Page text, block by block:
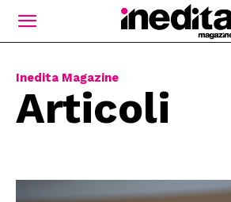
Inedita Magazine
Articoli